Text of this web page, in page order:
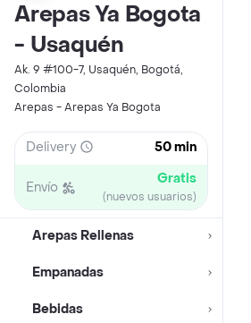
Arepas Ya Bogota
- Usaquén
Ak. 9 #100-7, Usaquén, Bogotá,
Colombia
Arepas - Arepas Ya Bogota
Delivery 50 min
Envío Gratis
(nuevos usuarios)
Arepas Rellenas
Empanadas
Bebidas